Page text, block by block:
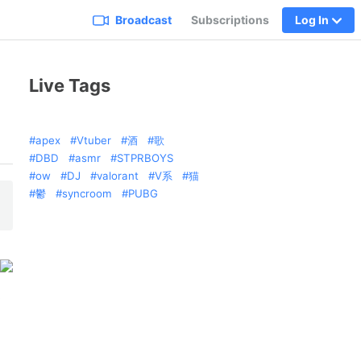
Broadcast Subscriptions Log In
Live Tags
apex Vtuber 酒
歌
DBD
asmr
STPRBOYS
ow
DJ valorant V系
猫
鬱
syncroom PUBG